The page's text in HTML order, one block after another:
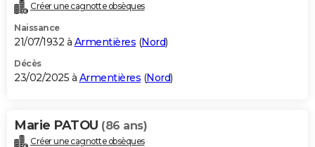
Créer une cagnotte obsèques
Naissance
21/07/1932 à Armentières (Nord)
Décès
23/02/2025 à Armentières (Nord)
Marie PATOU (86 ans)
Créer une cagnotte obsèques